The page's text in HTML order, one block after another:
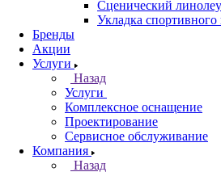
Сценический
Укладка
Бренды
Акции
Услуги
Назад
Услуги
Комплексное оснащение
Проектирование
Сервисное обслуживание
Компания
Назад